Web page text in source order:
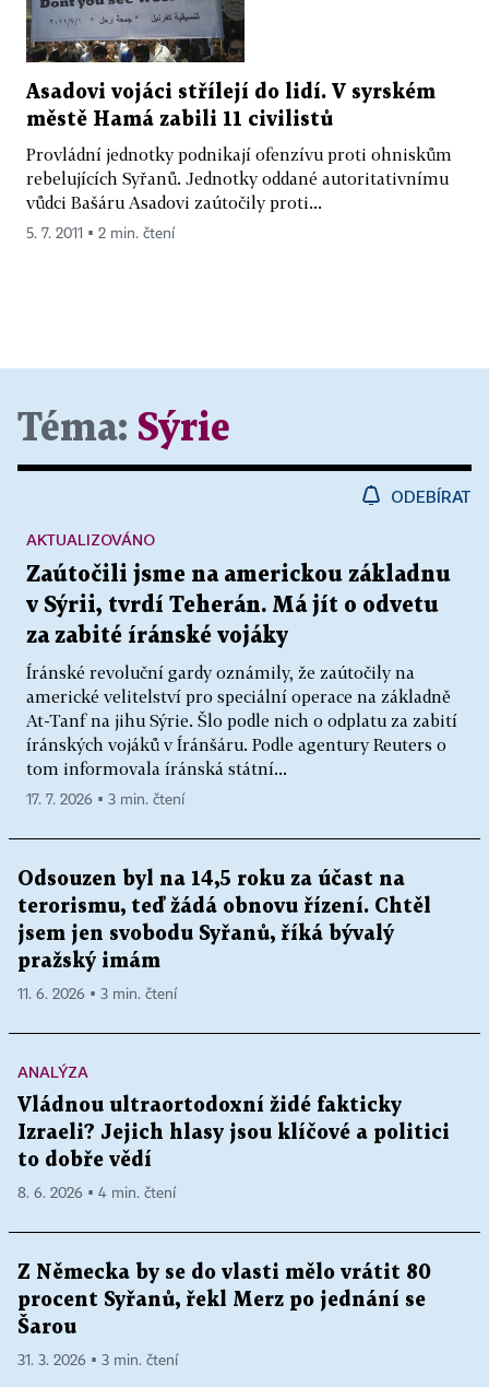
Asadovi vojáci střílejí do lidí. V syrském
městě Hamá zabili 11 civilistů
Provládní jednotky podnikají ofenzívu proti ohniskům
rebelujících Syřanů. Jednotky oddané autoritativnímu
vůdci Bašáru Asadovi zaútočily proti...
5. 7. 2011 ▪ 2 min. čtení
Téma: Sýrie
ODEBÍRAT
Zaútočili jsme na americkou základnu
v Sýrii, tvrdí Teherán. Má jít o odvetu
za zabité íránské vojáky
Íránské revoluční gardy oznámily, že zaútočily na
americké velitelství pro speciální operace na základně
At-Tanf na jihu Sýrie. Šlo podle nich o odplatu za zabití
íránských vojáků v Íránšáru. Podle agentury Reuters o
tom informovala íránská státní...
AKTUALIZOVÁNO
17. 7. 2026 ▪ 3 min. čtení
Odsouzen byl na 14,5 roku za účast na
terorismu, teď žádá obnovu řízení. Chtěl
jsem jen svobodu Syřanů, říká bývalý
pražský imám
11. 6. 2026 ▪ 3 min. čtení
ANALÝZA
Vládnou ultraortodoxní židé fakticky
Izraeli? Jejich hlasy jsou klíčové a politici
to dobře vědí
8. 6. 2026 ▪ 4 min. čtení
Z Německa by se do vlasti mělo vrátit 80
procent Syřanů, řekl Merz po jednání se
Šarou
31. 3. 2026 ▪ 3 min. čtení